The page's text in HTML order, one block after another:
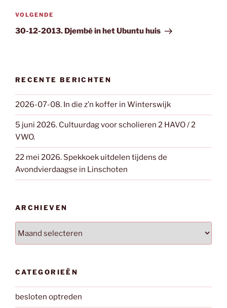
Volgend
bericht
VOLGENDE
30-12-2013. Djembé in het Ubuntu huis
RECENTE BERICHTEN
2026-07-08. In die z’n koffer in Winterswijk
5 juni 2026. Cultuurdag voor scholieren 2 HAVO / 2
VWO.
22 mei 2026. Spekkoek uitdelen tijdens de
Avondvierdaagse in Linschoten
ARCHIEVEN
CATEGORIEËN
besloten optreden